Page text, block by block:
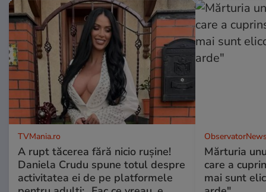
TVMania.ro
A rupt tăcerea fără nicio rușine!
Daniela Crudu spune totul despre
activitatea ei de pe platformele
Mărturia
care a
mai sunt